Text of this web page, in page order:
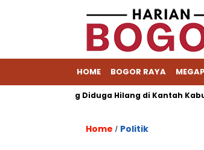
HOME BOGOR RAYA
yang Diduga Hilang di Kantah
Home / Politik